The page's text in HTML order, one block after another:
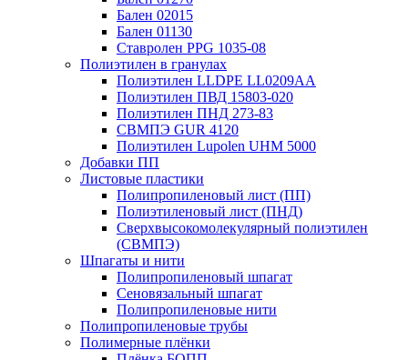
Бален 02015
Бален 01130
Ставролен PPG 1035-08
Полиэтилен в гранулах
Полиэтилен LLDPE LL0209AA
Полиэтилен ПВД 15803-020
Полиэтилен ПНД 273-83
СВМПЭ GUR 4120
Полиэтилен Lupolen UHM 5000
Добавки ПП
Листовые пластики
Полипропиленовый лист (ПП)
Полиэтиленовый лист (ПНД)
Сверхвысокомолекулярный полиэтилен
(СВМПЭ)
Шпагаты и нити
Полипропиленовый шпагат
Сеновязальный шпагат
Полипропиленовые нити
Полипропиленовые трубы
Полимерные плёнки